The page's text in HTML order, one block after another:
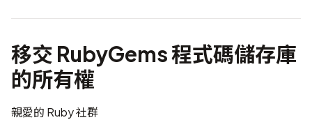
移交 RubyGems 程式碼儲存庫
的所有權
親愛的 Ruby 社群